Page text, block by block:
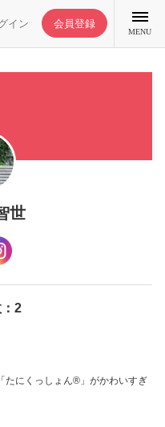
イン 会員登録
MENU
世
2
たにくっしょん®」がかわいすぎ